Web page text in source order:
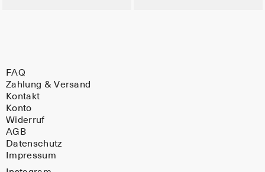
FAQ
Zahlung & Versand
Kontakt
Konto
Widerruf
AGB
Datenschutz
Impressum